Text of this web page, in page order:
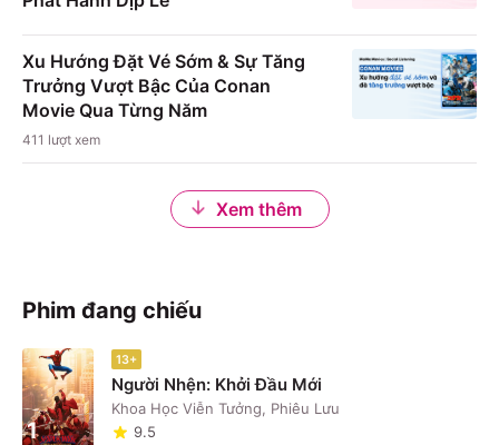
Xu Hướng Đặt Vé Sớm & Sự Tăng
Trưởng Vượt Bậc Của Conan
Movie Qua Từng Năm
411 lượt xem
Xem thêm
Phim đang chiếu
1
13+
Người Nhện: Khởi Đầu Mới
Khoa Học Viễn Tưởng, Phiêu Lưu
9.5